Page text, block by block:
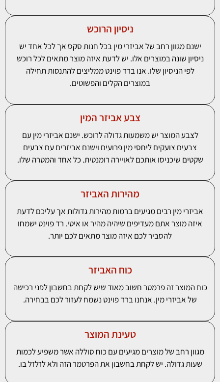
ניסיון הרוכש
ישנם מגוון רחב של אביזרי מין בכל חנות סקס אך לכל אחד יש
ניסיון שונה במוצרים אלו. יש לדעת איזה מוצר מתאים לכל רוכש
לפי הניסיון שלו. אנו ברד פוינט ממליצים להתנסות תחילה
במוצרים הקלים והפשוטים.
צבע אביזר המין
לצבע המוצר יש משמעות גדולה לרוכש. ישנם אביזרי מין עם
צבעים צועקים ליחסי מין פרועים וישנם אביזרים עם צבעים
שקטים שיכניסו אותכם לאויירה רומנטית. כל אחד והמטרה שלו.
מהירות האביזר
אביזרי מין רבים מגיעים ברמות מהירות גדולות אך עליכם לדעת
איזה מוצר אתם מעדיפים שיהיה מהיר או איטי. רד פוינט ישמחו
להסביר לכם איזה מוצר מתאים לכם יותר.
כוח האביזר
כוח המוצר זה פרמטר חשוב מאוד שיש לקחת בחשבון לפני רכישה
של אביזרי מין. אנחנו ברד פוינט נשמח לעזור לכם בבחירה.
טעינת המוצר
מגוון רחב של מוצרים מגיעים עם כוח סוללה אשר משפיע לכמות
שעות גדולה. יש לקחת בחשבון את הפרטמר הזה ולא לזלזל בו.